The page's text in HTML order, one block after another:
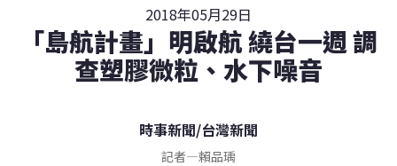
2018年05月29日
「島航計畫」明啟航 繞台一週 調
查塑膠微粒、水下噪音
時事新聞/台灣新聞
記者—賴品瑀